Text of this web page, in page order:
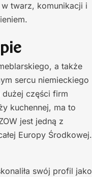
twarz, komunikacji i
a także
sercu niemieckiego
dużej części firm
kuchennej, ma to
jest jedną z
Europy Środkowej.
swój profil jako